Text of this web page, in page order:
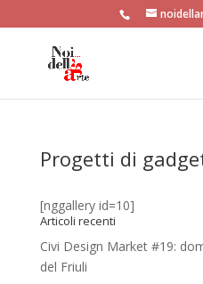
Progetti di
[nggallery id=10]
Articoli recenti
Civi Design Market #19:
del Friuli